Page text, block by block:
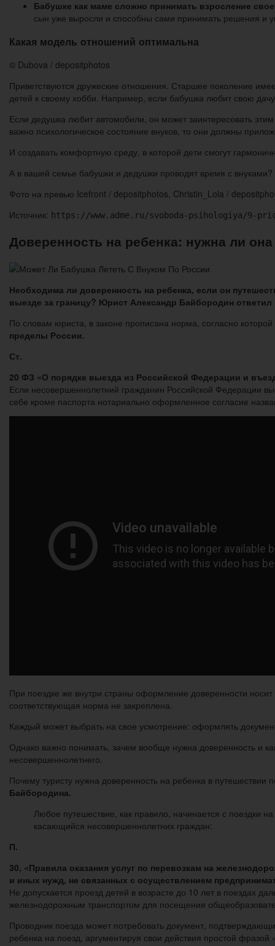
Бабушке как маме сложно принимать взросление
сын уже выросли и способны сами принимать решения и
Какая модель отношений оптимальна
© Dubova / depositphotos
Приветствуются дружеские отношения. Старшее поколение
детей к своему хобби. Например, если бабушка любит свою
Если дедушка любит автомобили, он может заинтересовать
важно психологическое состояние внуков, то они должны
И создавать комфортную среду, в которой дети смогут
А в вашей семье бабушки и дедушки проводят время с внуками?
Фото на превью Icefront / depositphotos, Christin_Lola /
Источник: https://www.adme.ru/svoboda-psihologiya/9-
Доверенность на ребенка: нужна ли
Необходима ли доверенность на ребенка, если он
выезде за границу? Юрист Александр Байбородин
По словам юриста, в законе прописана норма, согласно
пределы России.
Ст.
20 ФЗ «О порядке выезда из Российской Федерации и
Если несовершеннолетний гражданин Российской Федерации
себе кроме паспорта нотариально оформленное согласие
При поездке же внутри страны оформление доверенности носит
соответствующая норма не закреплена.
Каждый может выбрать на свое усмотрение: оформлять
Однако важно понимать, зачем вообще нужна доверенность и
несовершеннолетнего.
Почему туристу нужна доверенность на ребенка в путешествии
Байбородина.
Любое путешествие, как правило, начинается с поездки
касающийся несовершеннолетних граждан:
П.
30, «Правила оказания услуг по перевозкам на
и иных нужд, не связанных с осуществлением
Не допускается проезд детей в возрасте до 10 лет в поездах
железнодорожным транспортом для посещения
Проводник поезда может потребовать документ,
ребенка на поезд, аргументируя свои действия простой